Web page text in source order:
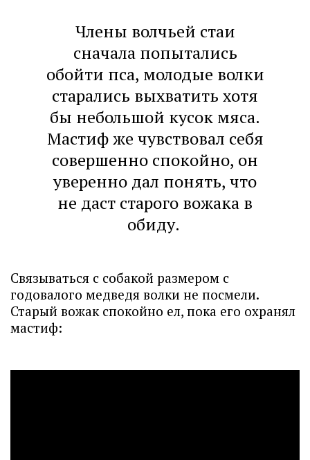
Члены волчьей стаи
сначала попытались
обойти пса, молодые волки
старались выхватить хотя
бы небольшой кусок мяса.
Мастиф же чувствовал себя
совершенно спокойно, он
уверенно дал понять, что
не даст старого вожака в
обиду.
Связываться с собакой размером с
годовалого медведя волки не посмели.
Старый вожак спокойно ел, пока его охранял
мастиф: